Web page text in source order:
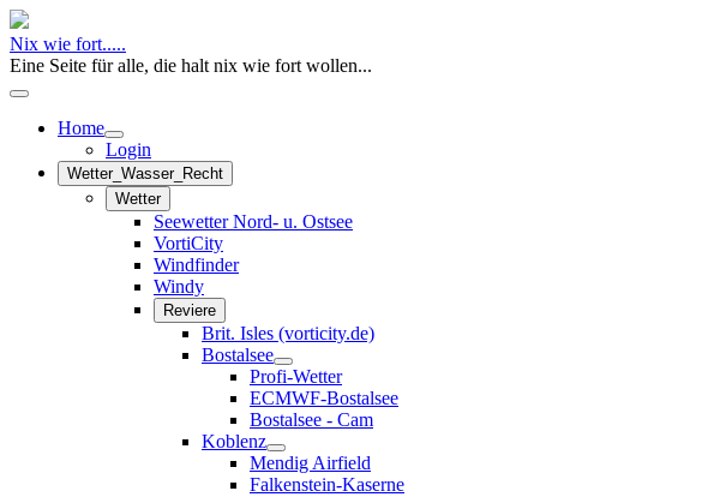
Nix wie fort.....
Eine Seite für alle, die halt nix wie fort wollen...
Home
Login
Wetter_Wasser_Recht
Wetter
Seewetter Nord- u. Ostsee
VortiCity
Windfinder
Windy
Reviere
Brit. Isles (vorticity.de)
Bostalsee
Profi-Wetter
ECMWF-Bostalsee
Bostalsee - Cam
Koblenz
Mendig Airfield
Falkenstein-Kaserne